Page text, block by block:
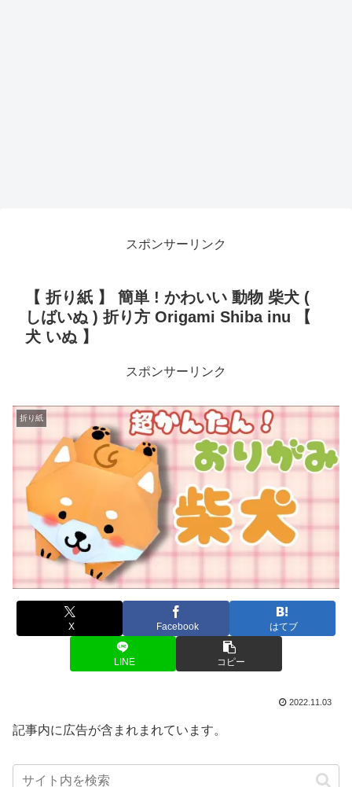
スポンサーリンク
【 折り紙 】 簡単 ! かわいい 動物 柴犬 (
しばいぬ ) 折り方 Origami Shiba inu 【
犬 いぬ 】
スポンサーリンク
折り紙
X Facebook はてブ
LINE コピー
2022.11.03
記事内に広告が含まれまれています。